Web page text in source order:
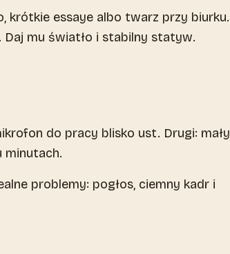
krótkie essaye albo twarz przy biurku.
Daj mu światło i stabilny statyw.
do pracy blisko ust. Drugi: mały
minutach.
problemy: pogłos, ciemny kadr i